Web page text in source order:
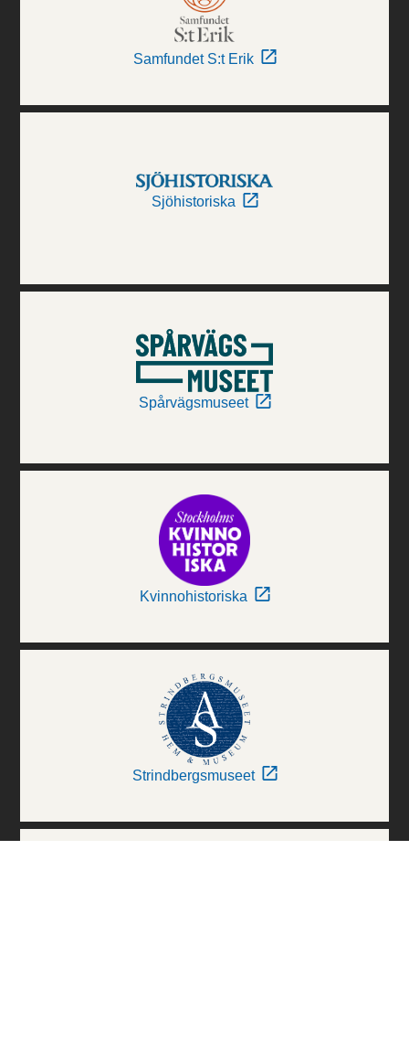
Samfundet S:t Erik
Sjöhistoriska
Spårvägsmuseet
Kvinnohistoriska
Strindbergsmuseet